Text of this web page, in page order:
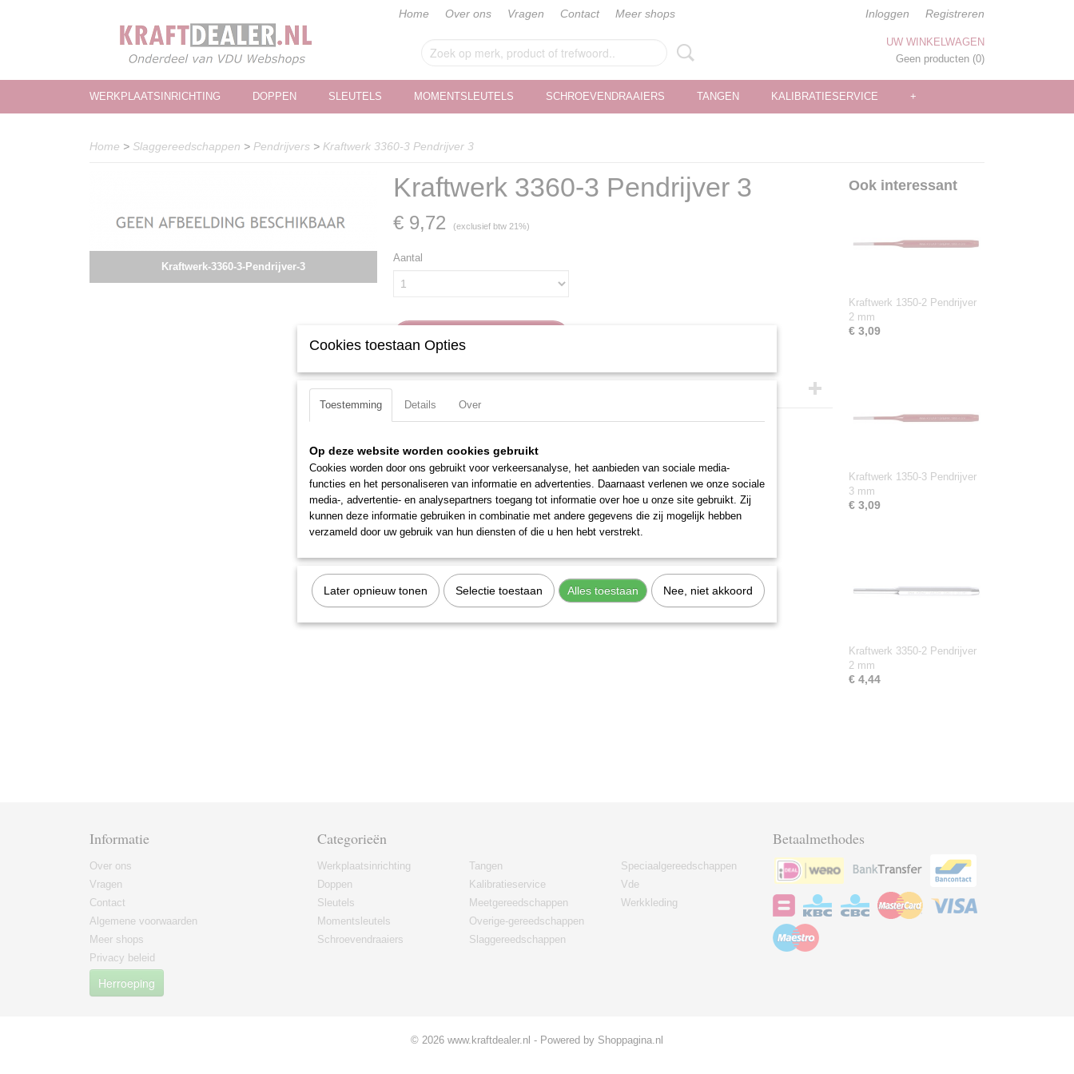
Home Over ons Vragen Contact Meer shops Inloggen Registreren
UW WINKELWAGEN
Geen producten (0)
WERKPLAATSINRICHTING DOPPEN SLEUTELS MOMENTSLEUTELS SCHROEVENDRAAIERS TANGEN KALIBRATIESERVICE +
Home > Slaggereedschappen > Pendrijvers > Kraftwerk 3360-3 Pendrijver 3
Kraftwerk-3360-3-Pendrijver-3
Kraftwerk 3360-3 Pendrijver 3
€ 9,72 (exclusief btw 21%)
Aantal
Productcode leverancier
Ook interessant
Kraftwerk 1350-2 Pendrijver
2 mm
€ 3,09
Kraftwerk 1350-3 Pendrijver
3 mm
€ 3,09
Kraftwerk 3350-2 Pendrijver
2 mm
€ 4,44
Informatie
Over ons
Vragen
Contact
Algemene voorwaarden
Meer shops
Privacy beleid
Herroeping
Categorieën
Werkplaatsinrichting
Doppen
Sleutels
Momentsleutels
Schroevendraaiers
Tangen
Kalibratieservice
Meetgereedschappen
Overige-gereedschappen
Slaggereedschappen
Speciaalgereedschappen
Vde
Werkkleding
Betaalmethodes
© 2026 www.kraftdealer.nl - Powered by Shoppagina.nl
Cookies toestaan Opties
Toestemming Details Over
Op deze website worden cookies gebruikt
Cookies worden door ons gebruikt voor verkeersanalyse, het aanbieden van sociale media-
functies en het personaliseren van informatie en advertenties. Daarnaast verlenen we onze sociale
media-, advertentie- en analysepartners toegang tot informatie over hoe u onze site gebruikt. Zij
kunnen deze informatie gebruiken in combinatie met andere gegevens die zij mogelijk hebben
verzameld door uw gebruik van hun diensten of die u hen hebt verstrekt.
Later opnieuw tonen Selectie toestaan Alles toestaan Nee, niet akkoord